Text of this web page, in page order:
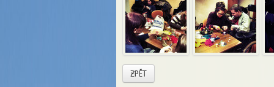
ZPĚT